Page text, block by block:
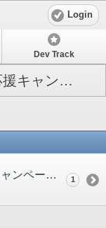
Login
Dev Track
今年もアツい！真夏の育成応援キャンペーン(2020年8月)
今年もアツい！真夏の育成応援キャンペーン（2020年8月） 1